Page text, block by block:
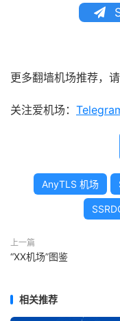
更多翻墙机场推荐，
关注爱机场：
AnyTLS 机场
上一篇
“XX机场”图鉴
相关推荐